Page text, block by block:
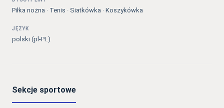
Piłka nożna · Tenis · Siatkówka · Koszykówka
JĘZYK
polski (pl-PL)
Sekcje sportowe